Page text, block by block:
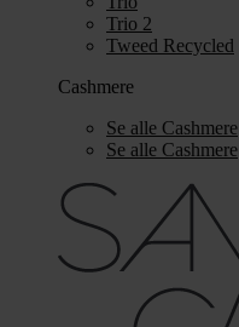
Trio 2
Tweed Recycled
Cashmere
Se alle Cashmere
Se alle Cashmere